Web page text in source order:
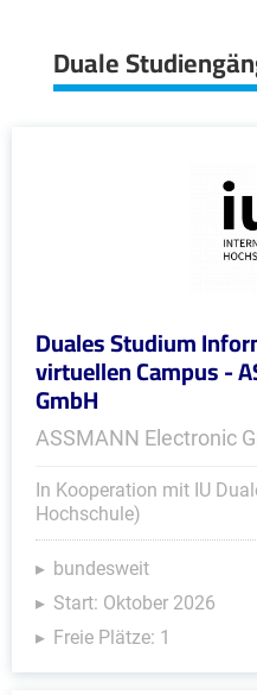
Duale
Duales Studium
virtuellen Campus -
GmbH
ASSMANN Electronic
In Kooperation mit IU
Hochschule)
bundesweit
Start: Oktober 2026
Freie Plätze: 1